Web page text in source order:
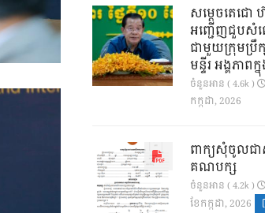
សម្តេចតេជោ
អញ្ជើញជួប
ជាមួយក្រុមប្រឹក្
មន្ទីរ អង្គភាពក្
ចំនួនអាន ( 4.6k )
កក្កដា, 2026
ពាក្យសុំចូលជ
គណបក្ស
ចំនួនអាន ( 4.2k )
ខែ​កក្កដា, 2026